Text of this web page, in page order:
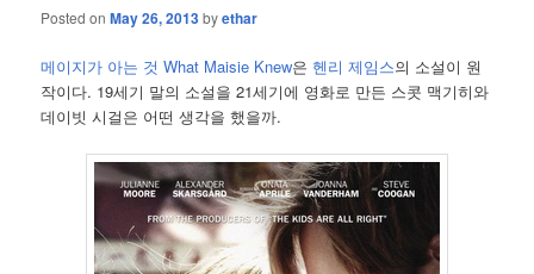
Posted onMay 26, 2013byethar
메이지가 아는 것 What Maisie Knew은 헨리 제임스의 소설이 원
작이다. 19세기 말의 소설을 21세기에 영화로 만든 스콧 맥기히와
데이빗 시걸은 어떤 생각을 했을까.